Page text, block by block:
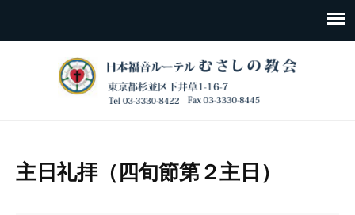
主日礼拝（四旬節第２主日）